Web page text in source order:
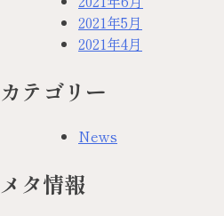
2021年5月
2021年4月
カテゴリー
News
メタ情報